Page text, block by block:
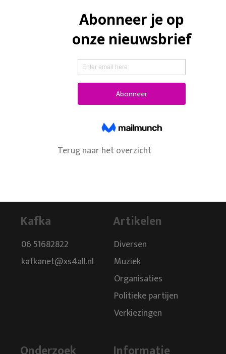
Terug naar het overzicht
Kafka
06 51682822
kafkanet@xs4all.nl
Artikelen
Diversen
Muziek
Organisaties
Politieke partijen
Verkiezingen